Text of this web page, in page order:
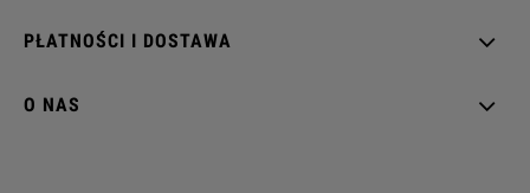
PŁATNOŚCI I DOSTAWA
O NAS